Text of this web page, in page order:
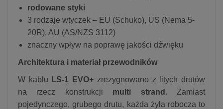
rodowane styki
3 rodzaje wtyczek – EU (Schuko), US (Nema 5-
20R), AU (AS/NZS 3112)
znaczny wpływ na poprawę jakości dźwięku
Architektura i materiał przewodników
W kablu LS-1 EVO+ zrezygnowano z litych drutów
na rzecz konstrukcji multi strand . Zamiast
pojedynczego, grubego drutu, każda żyła robocza to